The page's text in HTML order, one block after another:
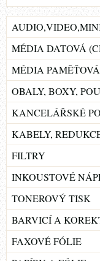
MÉDIA DATOVÁ
MÉDIA
OBALY, BOXY,
KANCELÁŘSKÉ
KABELY,
FILTRY
INKOUSTOVÉ
TONEROVÝ TISK
BARVICÍ A
FAXOVÉ FÓLIE